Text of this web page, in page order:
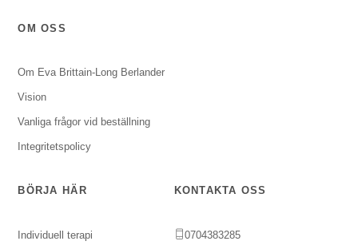
OM OSS
Om Eva Brittain-Long Berlander
Vision
Vanliga frågor vid beställning
Integritetspolicy
BÖRJA HÄR
Individuell terapi
KONTAKTA OSS
0704383285